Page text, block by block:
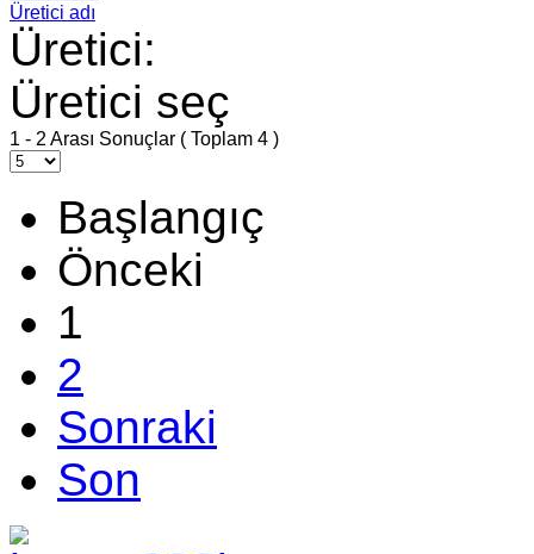
Üretici adı
Üretici:
Üretici seç
1 - 2 Arası Sonuçlar ( Toplam 4 )
Başlangıç
Önceki
1
2
Sonraki
Son